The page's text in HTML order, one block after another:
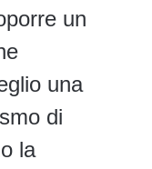
un
una
di
la